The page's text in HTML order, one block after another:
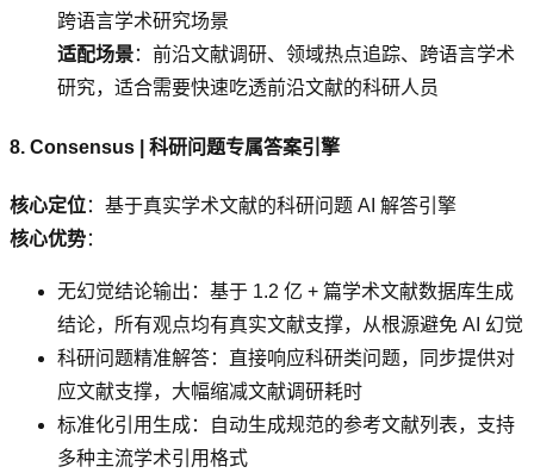
跨语言学术研究场景
适配场景：前沿文献调研、领域热点追踪、跨语言学术
研究，适合需要快速吃透前沿文献的科研人员
8. Consensus | 科研问题专属答案引擎
核心定位：基于真实学术文献的科研问题 AI 解答引擎
核心优势：
无幻觉结论输出：基于 1.2 亿 + 篇学术文献数据库生成
结论，所有观点均有真实文献支撑，从根源避免 AI 幻觉
科研问题精准解答：直接响应科研类问题，同步提供对
应文献支撑，大幅缩减文献调研耗时
标准化引用生成：自动生成规范的参考文献列表，支持
多种主流学术引用格式